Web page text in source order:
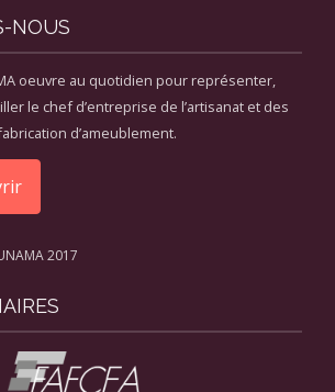
NOUS
oeuvre au quotidien pour représenter,
le chef d’entreprise de l’artisanat et des
d’ameublement.
2017